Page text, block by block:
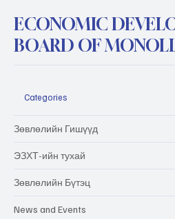
ECONOMIC
BOARD OF
Categories
Зөвлөлийн Гишүүд
ЭЗХТ-ийн тухай
Зөвлөлийн Бүтэц
News and Events